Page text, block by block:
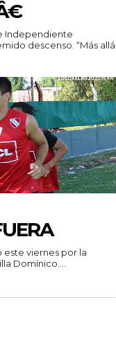
Independiente
descenso. “Más allá
viernes por la
Domínico....